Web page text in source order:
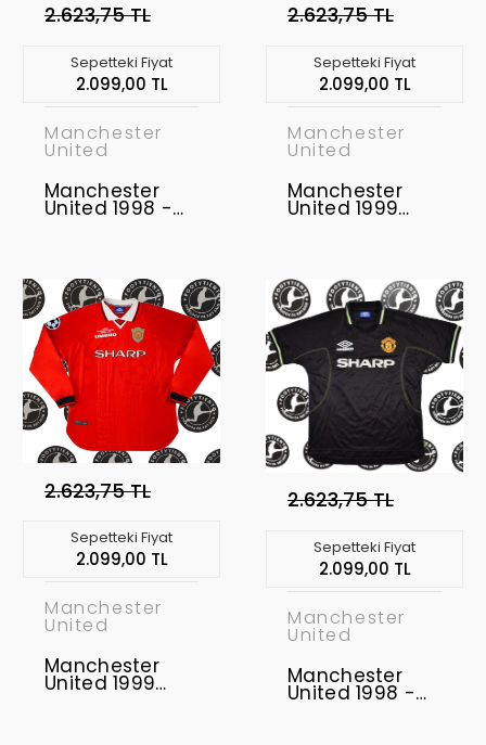
2.623,75 TL
Sepetteki Fiyat
2.099,00 TL
Manchester
United
Manchester
United 1998 -
2.623,75 TL
Sepetteki Fiyat
2.099,00 TL
Manchester
United
Manchester
United 1999
2.623,75 TL
Sepetteki Fiyat
2.099,00 TL
Manchester
United
Manchester
United 1999
2.623,75 TL
Sepetteki Fiyat
2.099,00 TL
Manchester
United
Manchester
United 1998 -